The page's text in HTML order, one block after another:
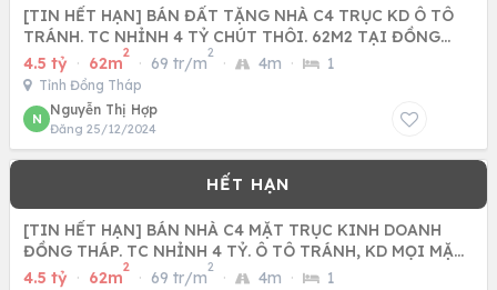
[TIN HẾT HẠN] BÁN ĐẤT TẶNG NHÀ C4 TRỤC KD Ô TÔ
TRÁNH. TC NHỈNH 4 TỶ CHÚT THÔI. 62M2 TẠI ĐỒNG
THÁP, ĐAN PHƯỢNG.
4.5 tỷ · 62m
2
· 69 tr/m
2
· 4m · 1
Tỉnh Đồng Tháp
N
Nguyễn Thị Hợp
Đăng 25/12/2024
[TIN HẾT HẠN] BÁN NHÀ C4 MẶT TRỤC KINH DOANH
ĐỒNG THÁP. TC NHỈNH 4 TỶ. Ô TÔ TRÁNH, KD MỌI MẶT
HÀNG
4.5 tỷ · 62m
2
· 69 tr/m
2
· 4m · 1